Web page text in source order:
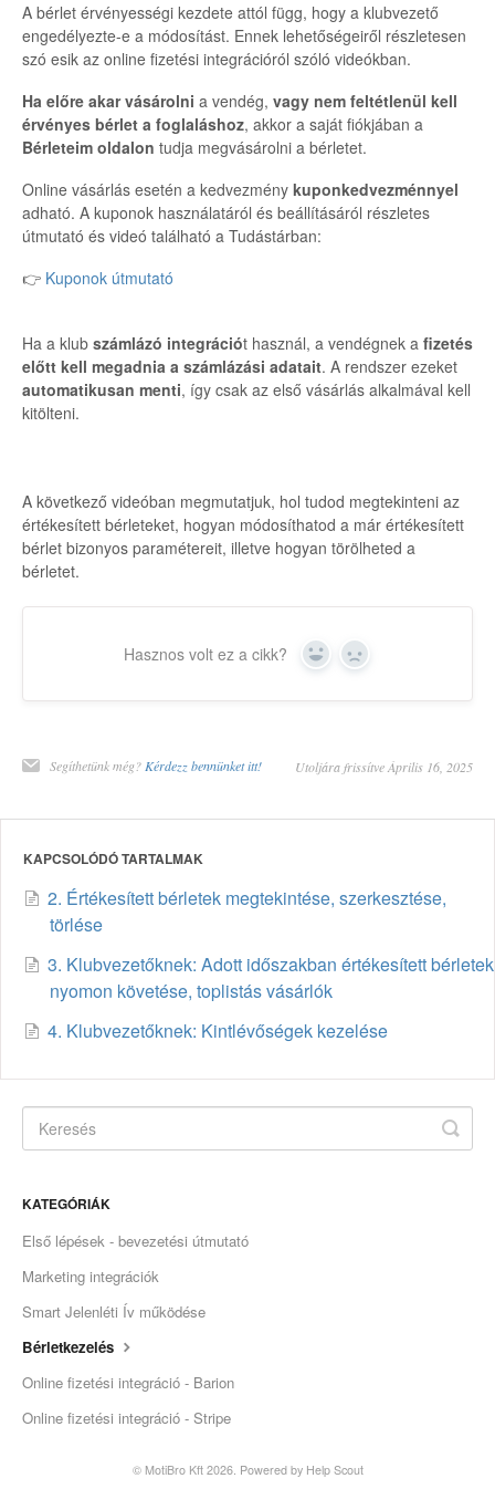
A bérlet érvényességi kezdete attól függ, hogy a klubvezető
engedélyezte-e a módosítást. Ennek lehetőségeiről részletesen
szó esik az online fizetési integrációról szóló videókban.
Ha előre akar vásárolni a vendég, vagy nem feltétlenül kell
érvényes bérlet a foglaláshoz, akkor a saját fiókjában a
Bérleteim oldalon tudja megvásárolni a bérletet.
Online vásárlás esetén a kedvezmény kuponkedvezménnyel
adható. A kuponok használatáról és beállításáról részletes
útmutató és videó található a Tudástárban:
👉 Kuponok útmutató
Ha a klub számlázó integrációt használ, a vendégnek a fizetés
előtt kell megadnia a számlázási adatait. A rendszer ezeket
automatikusan menti, így csak az első vásárlás alkalmával kell
kitölteni.
A következő videóban megmutatjuk, hol tudod megtekinteni az
értékesített bérleteket, hogyan módosíthatod a már értékesített
bérlet bizonyos paramétereit, illetve hogyan törölheted a
bérletet.
Hasznos volt ez a cikk? Yes No
Segíthetünk még? Kérdezz bennünket itt! Utoljára frissítve Április 16, 2025
KAPCSOLÓDÓ TARTALMAK
2. Értékesített bérletek megtekintése, szerkesztése,
törlése
3. Klubvezetőknek: Adott időszakban értékesített bérletek
nyomon követése, toplistás vásárlók
4. Klubvezetőknek: Kintlévőségek kezelése
KATEGÓRIÁK
Első lépések - bevezetési útmutató
Marketing integrációk
Smart Jelenléti Ív működése
Bérletkezelés
Online fizetési integráció - Barion
Online fizetési integráció - Stripe
© MotiBro Kft 2026. Powered by Help Scout